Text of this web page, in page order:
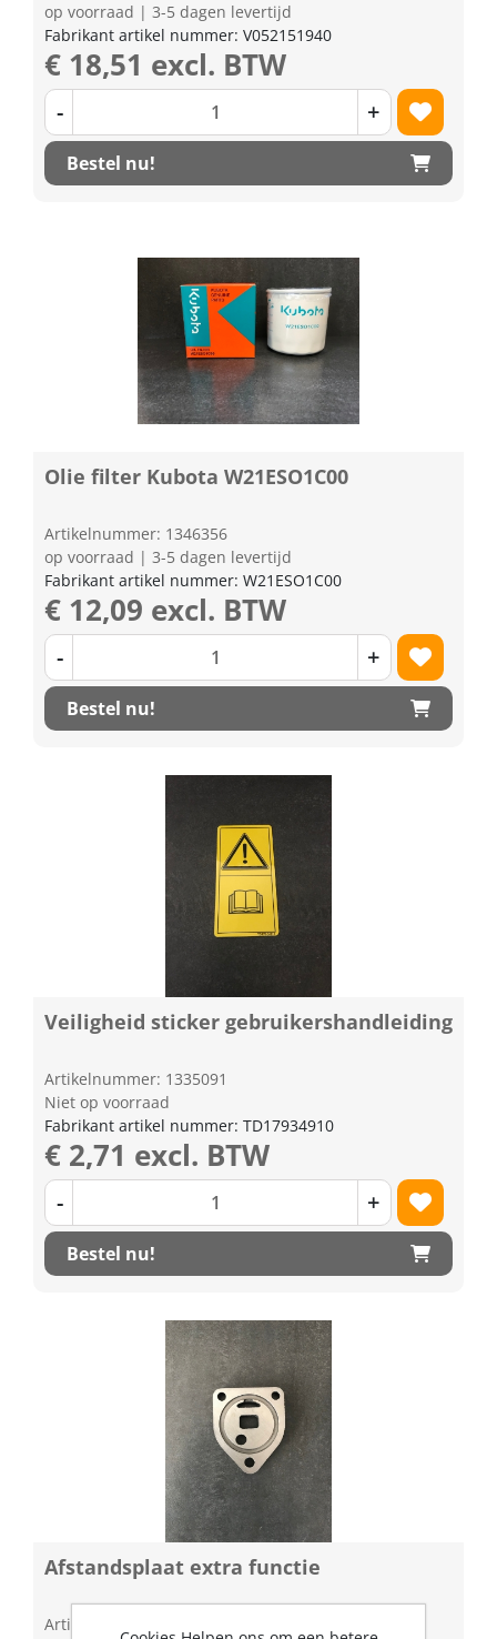
op voorraad | 3-5 dagen levertijd
Fabrikant artikel nummer: V052151940
€ 18,51 excl. BTW
- +
Bestel nu!
Olie filter Kubota W21ESO1C00
Artikelnummer: 1346356
op voorraad | 3-5 dagen levertijd
Fabrikant artikel nummer: W21ESO1C00
€ 12,09 excl. BTW
- +
Bestel nu!
Veiligheid sticker gebruikershandleiding
Artikelnummer: 1335091
Niet op voorraad
Fabrikant artikel nummer: TD17934910
€ 2,71 excl. BTW
- +
Bestel nu!
Afstandsplaat extra functie
Artikelnummer: 1202464